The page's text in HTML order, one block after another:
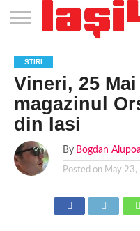
STIRI
APARTAMENTE
NOI IASI
STIRI
IASI
JOBS
IN
IASI
FILME
LA
CINEMA
CLUBURI /
DISCOTECI
BARURI /
CAFENELE
SALI DE
FORTA
SI
FITNESS
SALOANE DE
INFRUMUSETARE
AGENTII
DE
TURISM
IASI
RESTAURANTE
IN IASI
PIZZA
IN
IASI
PISCINA
IN IASI
FLORARII
RADIO
LIVE
IN
IASI
SPALATORII
AUTO
TRACTARI
AUTO
TAXI
IN
IASI
CINEMA
TEATRU
HOTELURI
/
PENSIUNI
TEREN
SPORTIV
TEREN
TENIS
IASI
FARMACII
NON
STOP
COFFEE-
TO-GO
FIRME DE
PUBLICITATE
RENT
A
CAR
STIRI
Vineri, 25
magazinul
din Iasi
By Bogdan
Posted on May 23,